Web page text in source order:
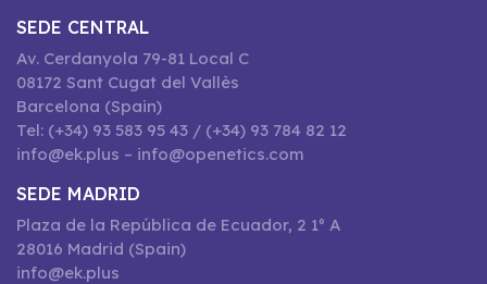
SEDE CENTRAL
Av. Cerdanyola 79-81 Local C
08172 Sant Cugat del Vallès
Barcelona (Spain)
Tel: (+34) 93 583 95 43 / (+34) 93 784 82 12
info@ek.plus – info@openetics.com
SEDE MADRID
Plaza de la República de Ecuador, 2 1º A
28016 Madrid (Spain)
info@ek.plus